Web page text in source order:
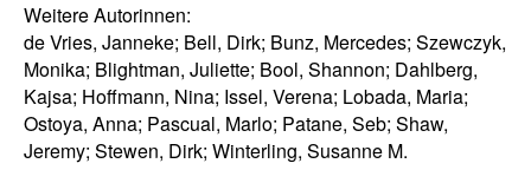
Weitere Autorinnen:
de Vries, Janneke; Bell, Dirk; Bunz, Mercedes; Szewczyk,
Monika; Blightman, Juliette; Bool, Shannon; Dahlberg,
Kajsa; Hoffmann, Nina; Issel, Verena; Lobada, Maria;
Ostoya, Anna; Pascual, Marlo; Patane, Seb; Shaw,
Jeremy; Stewen, Dirk; Winterling, Susanne M.